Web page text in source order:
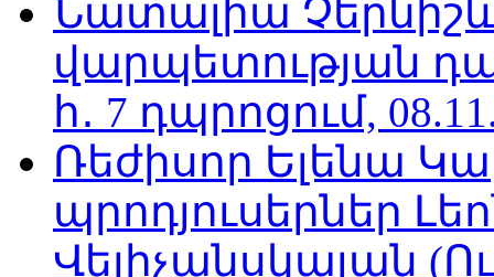
Նատալիա
վարպետության
հ․ 7 դպրոցում,
Ռեժիսոր Ելենա
պրոդյուսերներ
Վելիչանսկայան